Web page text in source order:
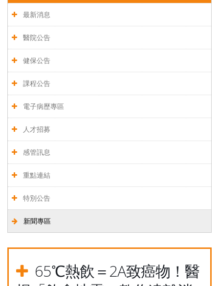
最新消息
醫院公告
健保公告
課程公告
電子病歷專區
人才招募
感管訊息
重點連結
特別公告
新聞專區
65℃熱飲＝2A致癌物！醫